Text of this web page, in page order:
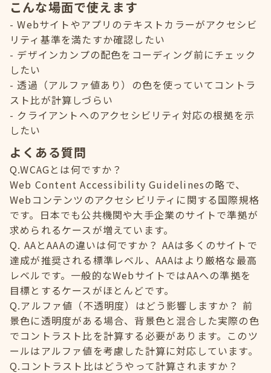
こんな場面で使えます
Webサイトやアプリのテキストカラーがアクセシビ
リティ基準を満たすか確認したい
デザインカンプの配色をコーディング前にチェック
したい
透過（アルファ値あり）の色を使っていてコントラ
スト比が計算しづらい
クライアントへのアクセシビリティ対応の根拠を示
したい
よくある質問
Q.WCAGとは何ですか？
Web Content Accessibility Guidelinesの略で、
Webコンテンツのアクセシビリティに関する国際規格
です。日本でも公共機関や大手企業のサイトで準拠が
求められるケースが増えています。
Q. AAとAAAの違いは何ですか？ AAは多くのサイトで
達成が推奨される標準レベル、AAAはより厳格な最高
レベルです。一般的なWebサイトではAAへの準拠を
目標とするケースがほとんどです。
Q.アルファ値（不透明度）はどう影響しますか？ 前
景色に透明度がある場合、背景色と混合した実際の色
でコントラスト比を計算する必要があります。このツ
ールはアルファ値を考慮した計算に対応しています。
Q.コントラスト比はどうやって計算されますか？